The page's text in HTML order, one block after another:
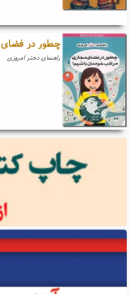
چطور در فضای
راهنمای دختر امروزی